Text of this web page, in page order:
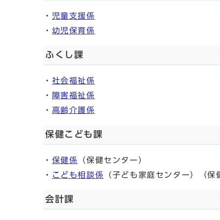
・ 児童支援係
・ 幼児保育係
ふくし課
・ 社会福祉係
・
障害福祉係
・ 高齢介護係
保健こども課
・ 保健係 （保健センター）
・
こども相談係 （子ども家庭センター）（保
会計課